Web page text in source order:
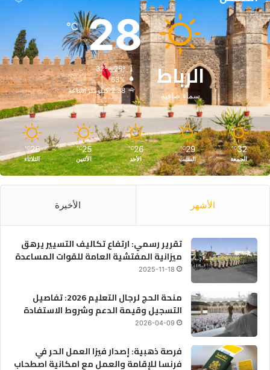
الرباط
سماء صافية
28
℃
32º - 26º
63%
2.38 كيلومتر/ساعة
32
℃
الجمعة
29
℃
السبت
26
℃
الأحد
25
℃
الأثنين
26
℃
الثلاثاء
الأشهر الأخيرة
تقرير رسمي: ارتفاع تكاليف التسيير يرهق
ميزانية المفتشية العامة للقوات المساعدة
2025-11-18
منحة الحج لرجال التعليم 2026: تفاصيل
التسجيل وقيمة الدعم وشروط الاستفادة
2026-04-09
فرصة ذهبية: إصدار فيزا العمل الحر في
فرنسا للإقامة والعمل مع امكانية اصطحاب